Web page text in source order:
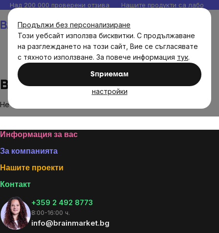
Продължи без персонализиране
Този уебсайт използва бисквитки. С продължаване
на разглеждането на този сайт, Вие се съгласявате
с тяхното използване. За повече информация тук.
Sпpиeмaм
настройки
Прескочи
към
съдържанието
Над 200 000 проверени отзива Нашите продукти са
Brita
Не са намерени стоки на марката
Footer
Информация за вас
За компанията
Нашите проекти
Контакт
+359 2 492 8773
8:00-16:00 ч.
info@brainmarket.bg